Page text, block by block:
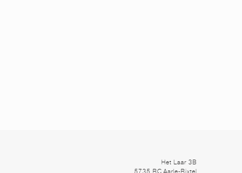
Het Laar 3B